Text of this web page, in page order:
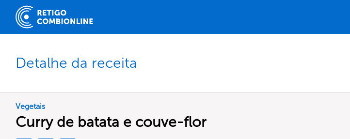
Detalhe da receita
Vegetais
Curry de batata e couve-flor